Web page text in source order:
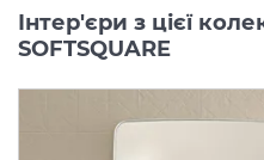
Інтер'єри з цієї
SOFTSQUARE